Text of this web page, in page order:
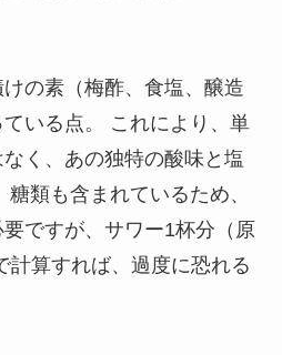
の素（梅酢、食塩、醸造
いる点。 これにより、単
く、あの独特の酸味と塩
類も含まれているため、
ですが、サワー1杯分（原
計算すれば、過度に恐れる